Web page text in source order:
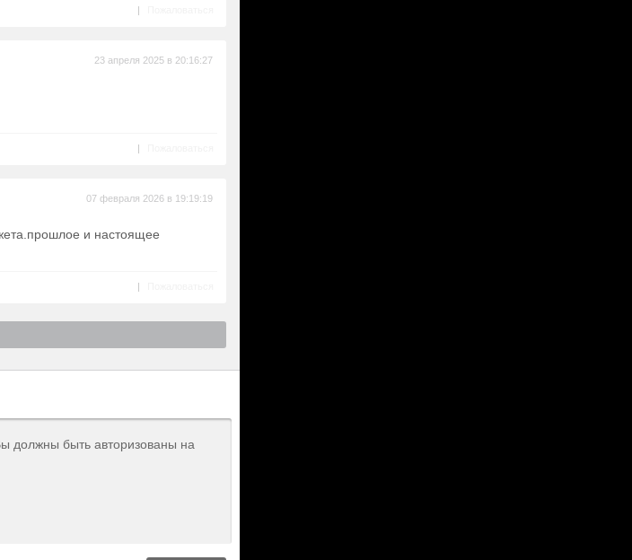
|
23 апреля 2025 в 20:16:27
|
07 февраля 2026 в 19:19:19
и настоящее
|
должны быть авторизованы на